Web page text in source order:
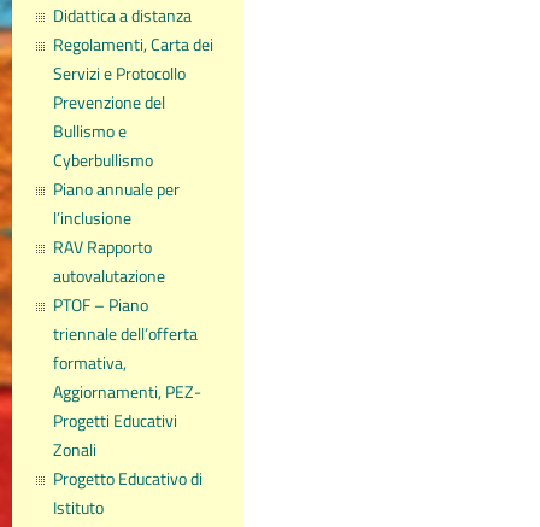
Didattica a distanza
Regolamenti, Carta dei
Servizi e Protocollo
Prevenzione del
Bullismo e
Cyberbullismo
Piano annuale per
l’inclusione
RAV Rapporto
autovalutazione
PTOF – Piano
triennale dell’offerta
formativa,
Aggiornamenti, PEZ-
Progetti Educativi
Zonali
Progetto Educativo di
Istituto